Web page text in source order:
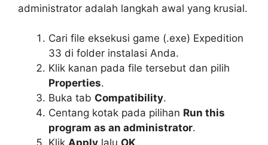
administrator adalah langkah awal yang krusial.
Cari file eksekusi game (.exe) Expedition
33 di folder instalasi Anda.
Klik kanan pada file tersebut dan pilih
Properties.
Buka tab Compatibility.
Centang kotak pada pilihan Run this
program as an administrator.